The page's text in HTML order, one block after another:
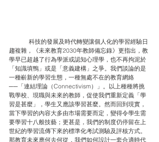
趨複雜，《未來教育2030年教師備忘錄》更指出，教
學早已超越了行為學派或認知心理學，也不再拘泥於
「知識填鴨」或是「意義建構」之爭。我們談論的是
一種嶄新的學習生態，一種無處不在的教育網絡
──「連結理論（Connectivism）」。以上種種將挑
戰學校、現職與未來的教師，促使我們重新定義「學
習是甚麼」，學生又應該學習甚麼。然而回到現實，
當下學習的內容大多由市場需要而定，變得令學生需
要學習十八般技藝；更甚是，我們的制度仍停留在上
世紀的學習流傳下來的標準化考試測驗及評核方式。
那教育未來應何去何從，我們如何設計一套合適時代